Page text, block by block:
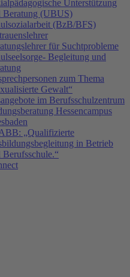
Unterstützung
Beratung (UBUS)
(BzB/BFS)
für Suchtprobleme
Begleitung und
zum Thema
Gewalt“
im Berufsschulzentrum
Hessencampus
„Qualifizierte
in Betrieb
Berufsschule.“